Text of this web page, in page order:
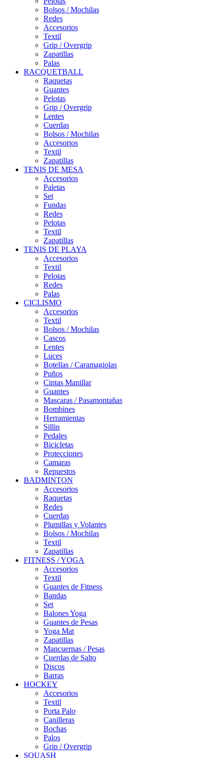
Bolsos / Mochilas
Redes
Accesorios
Textil
Grip / Overgrip
Zapatillas
Palas
RACQUETBALL
Raquetas
Guantes
Pelotas
Grip / Overgrip
Lentes
Cuerdas
Bolsos / Mochilas
Accesorios
Textil
Zapatillas
TENIS DE MESA
Accesorios
Paletas
Set
Fundas
Redes
Pelotas
Textil
Zapatillas
TENIS DE PLAYA
Accesorios
Textil
Pelotas
Redes
Palas
CICLISMO
Accesorios
Textil
Bolsos / Mochilas
Cascos
Lentes
Luces
Botellas / Caramagiolas
Puños
Cintas Manillar
Guantes
Mascaras / Pasamontañas
Bombines
Herramientas
Sillin
Pedales
Bicicletas
Protecciones
Camaras
Repuestos
BADMINTON
Accesorios
Raquetas
Redes
Cuerdas
Plumillas y Volantes
Bolsos / Mochilas
Textil
Zapatillas
FITNESS / YOGA
Accesorios
Textil
Guantes de Fitness
Bandas
Set
Balones Yoga
Guantes de Pesas
Yoga Mat
Zapatillas
Mancuernas / Pesas
Cuerdas de Salto
Discos
Barras
HOCKEY
Accesorios
Textil
Porta Palo
Canilleras
Bochas
Palos
Grip / Overgrip
SQUASH